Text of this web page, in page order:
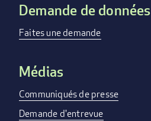
Demande de données
Faites une demande
Médias
Communiqués de presse
Demande d'entrevue